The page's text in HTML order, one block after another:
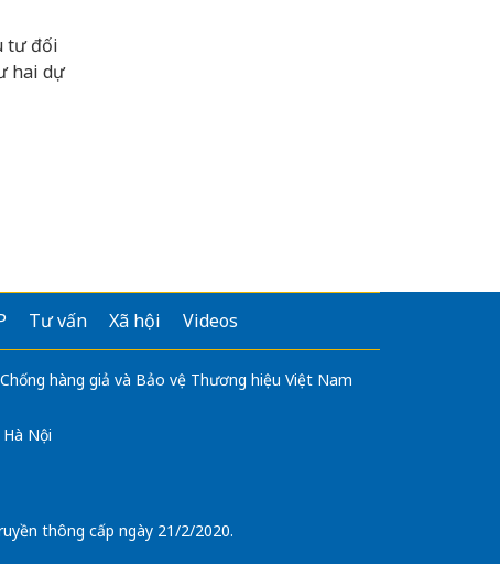
tư đối
hai dự
Tư vấn Xã hội Videos
hàng giả và Bảo vệ Thương hiệu Việt Nam
Nội
thông cấp ngày 21/2/2020.